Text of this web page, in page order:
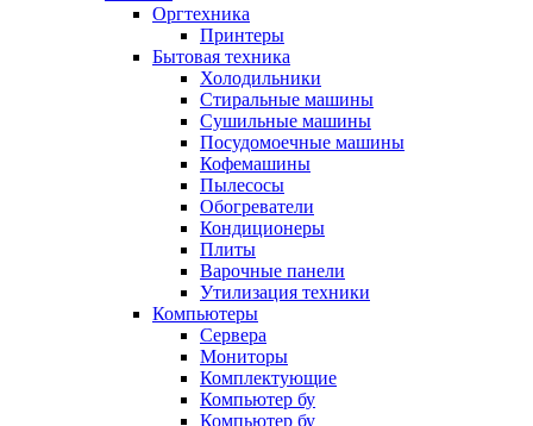
Оргтехника
Принтеры
Бытовая техника
Холодильники
Стиральные машины
Сушильные машины
Посудомоечные машины
Кофемашины
Пылесосы
Обогреватели
Кондиционеры
Плиты
Варочные панели
Утилизация техники
Компьютеры
Сервера
Мониторы
Комплектующие
Компьютер бу
Компьютер бу